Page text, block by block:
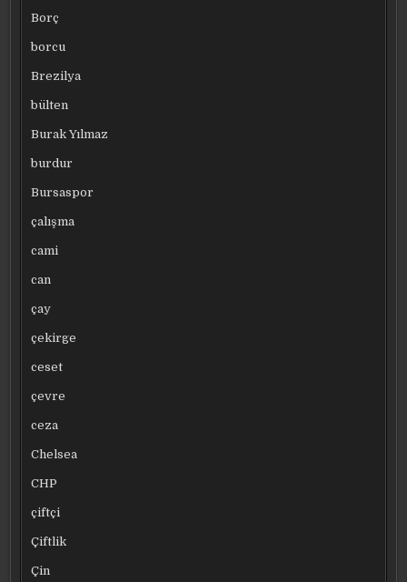
Borç
borcu
Brezilya
bülten
Burak Yılmaz
burdur
Bursaspor
çalışma
cami
can
çay
çekirge
ceset
çevre
ceza
Chelsea
CHP
çiftçi
Çiftlik
Çin